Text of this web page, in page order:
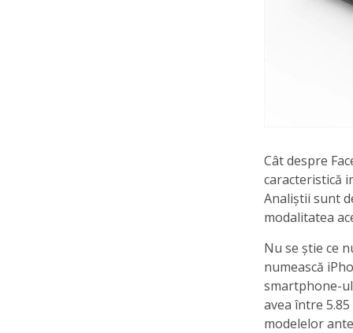
Cât despre
caracteristică
Analiștii sunt
modalitatea
Nu se știe ce
numească
smartphone-
avea între
modelelor